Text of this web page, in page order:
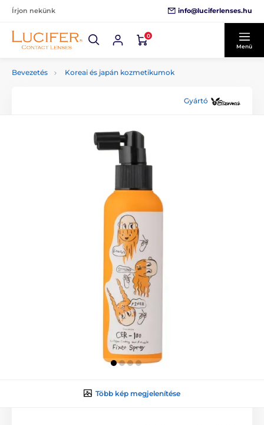
Írjon nekünk info@luciferlenses.hu
0
Menü
Bevezetés Koreai és japán kozmetikumok
Gyártó
Több kép megjelenítése